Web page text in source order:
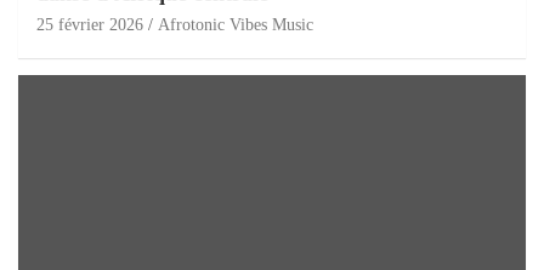
25 février 2026 Afrotonic Vibes Music